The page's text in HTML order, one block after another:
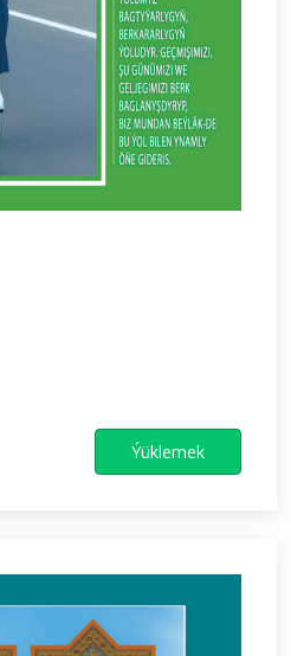
Ýüklemek